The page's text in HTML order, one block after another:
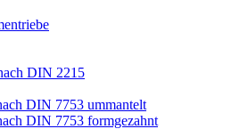
DIN 2215
DIN 7753 ummantelt
DIN 7753 formgezahnt